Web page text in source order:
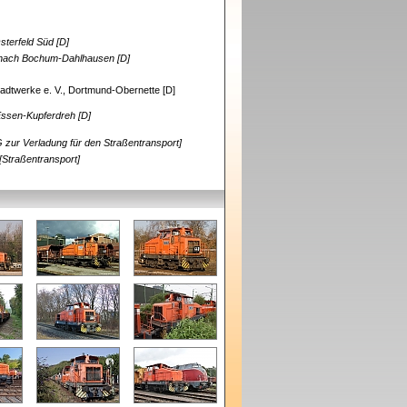
Süd [D]
Bochum-Dahlhausen [D]
e. V., Dortmund-Obernette [D]
Kupferdreh [D]
zur Verladung für den Straßentransport]
[Straßentransport]